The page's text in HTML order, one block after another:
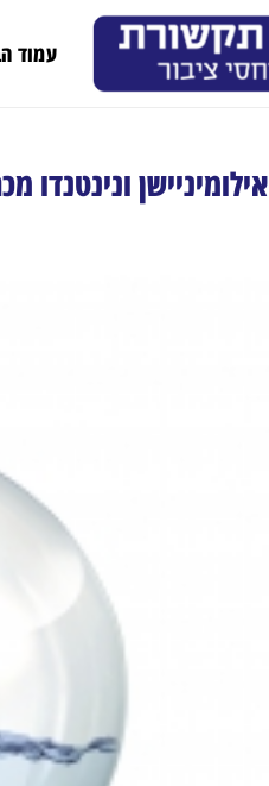
עמוד
אילומיניישן ונינטנדו